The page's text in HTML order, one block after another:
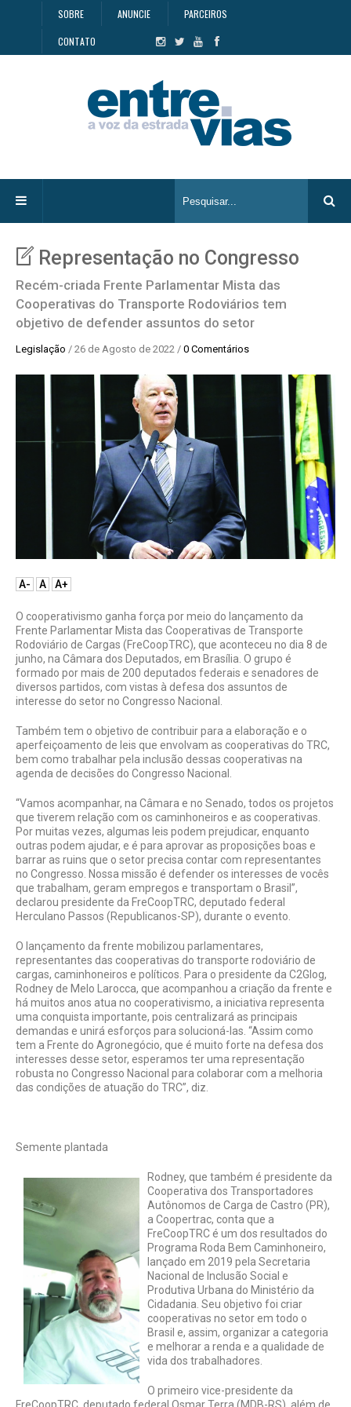
SOBRE ANUNCIE PARCEIROS
CONTATO
Representação no Congresso
Recém-criada Frente Parlamentar Mista das
Cooperativas do Transporte Rodoviários tem
objetivo de defender assuntos do setor
Legislação / 26 de Agosto de 2022 / 0 Comentários
A- A A+
O cooperativismo ganha força por meio do lançamento da
Frente Parlamentar Mista das Cooperativas de Transporte
Rodoviário de Cargas (FreCoopTRC), que aconteceu no dia 8 de
junho, na Câmara dos Deputados, em Brasília. O grupo é
formado por mais de 200 deputados federais e senadores de
diversos partidos, com vistas à defesa dos assuntos de
interesse do setor no Congresso Nacional.
Também tem o objetivo de contribuir para a elaboração e o
aperfeiçoamento de leis que envolvam as cooperativas do TRC,
bem como trabalhar pela inclusão dessas cooperativas na
agenda de decisões do Congresso Nacional.
“Vamos acompanhar, na Câmara e no Senado, todos os projetos
que tiverem relação com os caminhoneiros e as cooperativas.
Por muitas vezes, algumas leis podem prejudicar, enquanto
outras podem ajudar, e é para aprovar as proposições boas e
barrar as ruins que o setor precisa contar com representantes
no Congresso. Nossa missão é defender os interesses de vocês
que trabalham, geram empregos e transportam o Brasil”,
declarou presidente da FreCoopTRC, deputado federal
Herculano Passos (Republicanos-SP), durante o evento.
O lançamento da frente mobilizou parlamentares,
representantes das cooperativas do transporte rodoviário de
cargas, caminhoneiros e políticos. Para o presidente da C2Glog,
Rodney de Melo Larocca, que acompanhou a criação da frente e
há muitos anos atua no cooperativismo, a iniciativa representa
uma conquista importante, pois centralizará as principais
demandas e unirá esforços para solucioná-las. “Assim como
tem a Frente do Agronegócio, que é muito forte na defesa dos
interesses desse setor, esperamos ter uma representação
robusta no Congresso Nacional para colaborar com a melhoria
das condições de atuação do TRC”, diz.
Semente plantada
Rodney, que também é presidente da
Cooperativa dos Transportadores
Autônomos de Carga de Castro (PR),
a Coopertrac, conta que a
FreCoopTRC é um dos resultados do
Programa Roda Bem Caminhoneiro,
lançado em 2019 pela Secretaria
Nacional de Inclusão Social e
Produtiva Urbana do Ministério da
Cidadania. Seu objetivo foi criar
cooperativas no setor em todo o
Brasil e, assim, organizar a categoria
e melhorar a renda e a qualidade de
vida dos trabalhadores.
O primeiro vice-presidente da